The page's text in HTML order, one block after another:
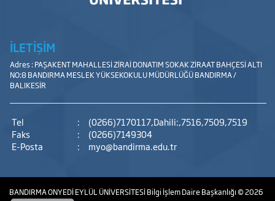
İLETİŞİM
Adres : PAŞAKENT MAHALLESİ ZİRAİ DONATIM SOKAK ZİRAAT BAHÇESİ ALTI
NO:8 BANDIRMA MESLEK YÜKSEKOKULU MÜDÜRLÜĞÜ BANDIRMA /
BALIKESİR
Tel :
(0266)7170117,Dahili:,7516,7509,7519
Faks
:
(0266)7149304
E-Posta
: myo@bandirma.edu.tr
BANDIRMA ONYEDİ EYLÜL ÜNİVERSİTESİBilgi İşlem Daire Başkanlığı© 2026